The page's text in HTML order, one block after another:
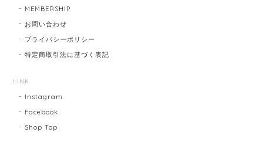
MEMBERSHIP
お問い合わせ
プライバシーポリシー
特定商取引法に基づく表記
LINK
Instagram
Facebook
Shop Top